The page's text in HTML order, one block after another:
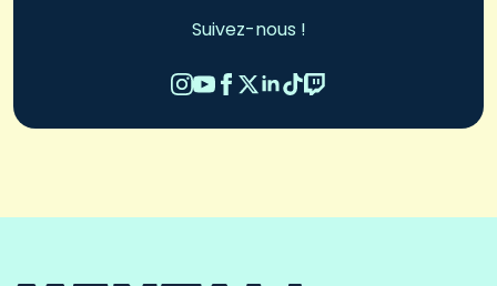
Suivez-nous !